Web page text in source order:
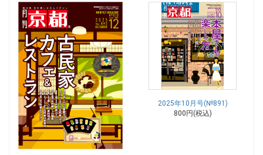
2025年10月号(№891)
800円(税込)